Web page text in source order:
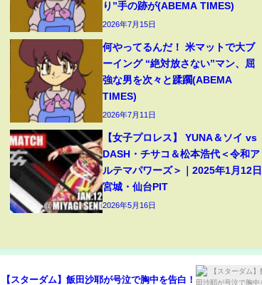
り”手の跡が(ABEMA TIMES)
2026年7月15日
何やってるんだ！ 米マットで大ブ
ーイング “絶対放さない”マン、屈
強な男を次々と蹂躙(ABEMA
TIMES)
2026年7月11日
【女子プロレス】 YUNA＆ソイ vs
DASH・チサコ＆松本浩代＜令和ア
ルテマパワーズ＞｜2025年1月12日
宮城・仙台PIT
2026年5月16日
【スターダム】飯田沙耶が号泣で胸中を告白！